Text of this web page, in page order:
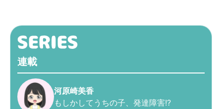
連載
河原崎美香
もしかしてうちの子、発達障害!?